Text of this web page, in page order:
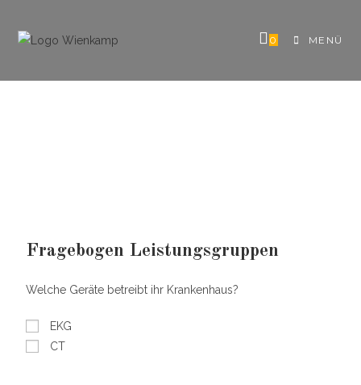
0 MENÜ
Fragebogen Leistungsgruppen
Welche Geräte betreibt ihr Krankenhaus?
EKG
CT